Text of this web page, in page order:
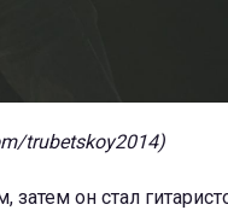
trubetskoy2014)
он стал